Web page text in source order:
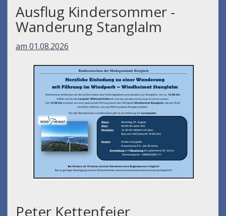
Ausflug Kindersommer -
Wanderung Stanglalm
am 01.08.2026
Peter Kettenfeier